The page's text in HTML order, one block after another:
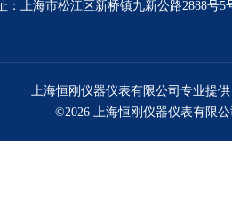
：上海市松江区新桥镇九新公路2888号5
上海恒刚仪器仪表有限公司专业提
©2026 上海恒刚仪器仪表有限